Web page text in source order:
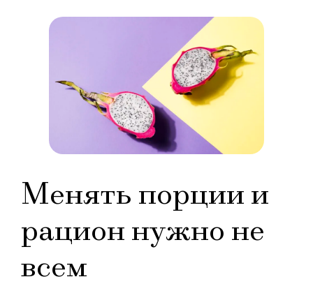
Менять порции и
рацион нужно не
всем